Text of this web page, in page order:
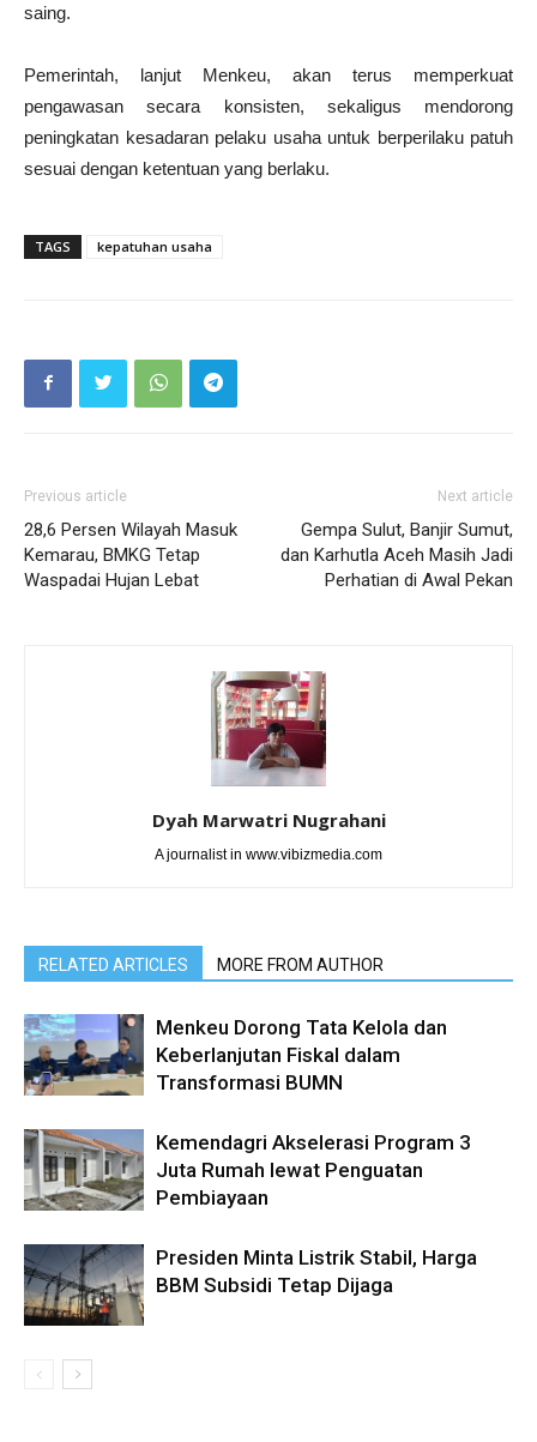
saing.
Pemerintah, lanjut Menkeu, akan terus memperkuat
pengawasan secara konsisten, sekaligus mendorong
peningkatan kesadaran pelaku usaha untuk berperilaku patuh
sesuai dengan ketentuan yang berlaku.
TAGS kepatuhan usaha
Previous article
28,6 Persen Wilayah Masuk
Kemarau, BMKG Tetap
Waspadai Hujan Lebat
Next article
Gempa Sulut, Banjir Sumut,
dan Karhutla Aceh Masih Jadi
Perhatian di Awal Pekan
Dyah Marwatri Nugrahani
A journalist in www.vibizmedia.com
RELATED ARTICLES MORE FROM AUTHOR
Menkeu Dorong Tata Kelola dan
Keberlanjutan Fiskal dalam
Transformasi BUMN
Kemendagri Akselerasi Program 3
Juta Rumah lewat Penguatan
Pembiayaan
Presiden Minta Listrik Stabil, Harga
BBM Subsidi Tetap Dijaga